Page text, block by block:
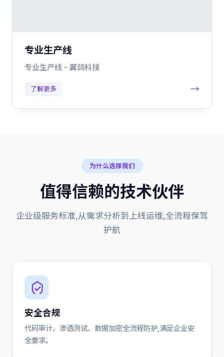
专业生产线
专业生产线 - 翼鸽科技
了解更多 →
为什么选择我们
值得信赖的技术伙伴
企业级服务标准,从需求分析到上线运维,全流程保驾
护航
安全合规
代码审计、渗透测试、数据加密全流程防护,满足企业安
全要求。